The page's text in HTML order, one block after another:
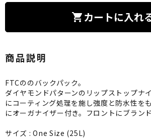
shopping_cart カートに入れ
商品説明
FTCののバックパック。
ダイヤモンドパターンのリップストップナ
にコーティング処理を施し強度と防水性を
にオーガナイザー付き。フロントにブランド
サイズ : One Size (25L)